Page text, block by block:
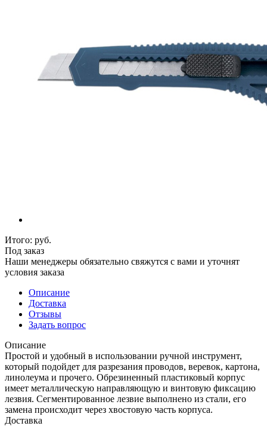
Итого: руб.
Под заказ
Наши менеджеры обязательно свяжутся с вами и уточнят
условия заказа
Описание
Доставка
Отзывы
Задать вопрос
Описание
Простой и удобный в использовании ручной инструмент,
который подойдет для разрезания проводов, веревок, картона,
линолеума и прочего. Обрезиненный пластиковый корпус
имеет металлическую направляющую и винтовую фиксацию
лезвия. Сегментированное лезвие выполнено из стали, его
замена происходит через хвостовую часть корпуса.
Доставка